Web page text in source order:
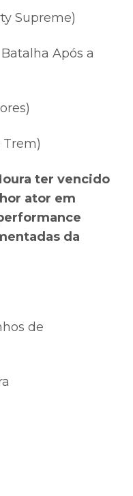
Supreme)
Após a
Trem)
ter vencido
ator em
da
de